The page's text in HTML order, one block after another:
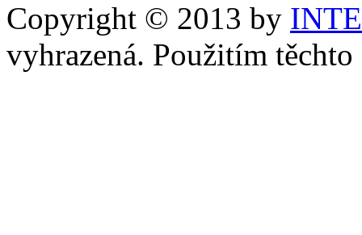
Copyright © 2013 by
vyhrazená. Použitím